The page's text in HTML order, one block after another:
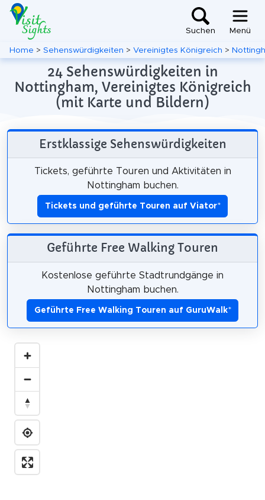
Suchen Menü
Home > Sehenswürdigkeiten > Vereinigtes Königreich >
24 Sehenswürdigkeiten in
Nottingham, Vereinigtes Königreich
(mit Karte und Bildern)
Erstklassige Sehenswürdigkeiten
Tickets, geführte Touren und Aktivitäten in
Nottingham buchen.
Tickets und geführte Touren auf Viator*
Geführte Free Walking Touren
Kostenlose geführte Stadtrundgänge in
Nottingham buchen.
Geführte Free Walking Touren auf GuruWalk*